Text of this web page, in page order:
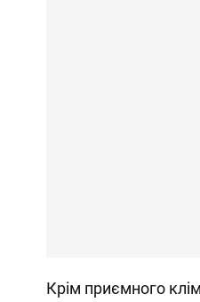
Крім приємного